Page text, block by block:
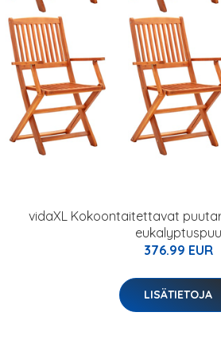
vidaXL Kokoontaitettavat
eukalyptuspuu
376.99 EUR
LISÄTIETOJA